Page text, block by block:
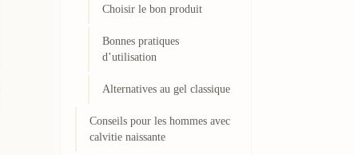
Choisir le bon produit
Bonnes pratiques
d’utilisation
Alternatives au gel classique
Conseils pour les hommes avec
calvitie naissante